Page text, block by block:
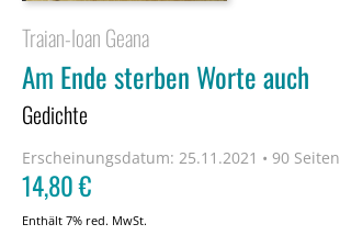
Traian-Ioan Geana
Am Ende sterben Worte auch
Gedichte
Erscheinungsdatum: 25.11.2021 • 90 Seiten
14,80€
Enthält 7% red. MwSt.